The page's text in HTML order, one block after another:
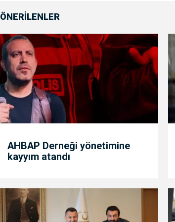
ÖNERİLENLER
AHBAP Derneği yönetimine
kayyım atandı